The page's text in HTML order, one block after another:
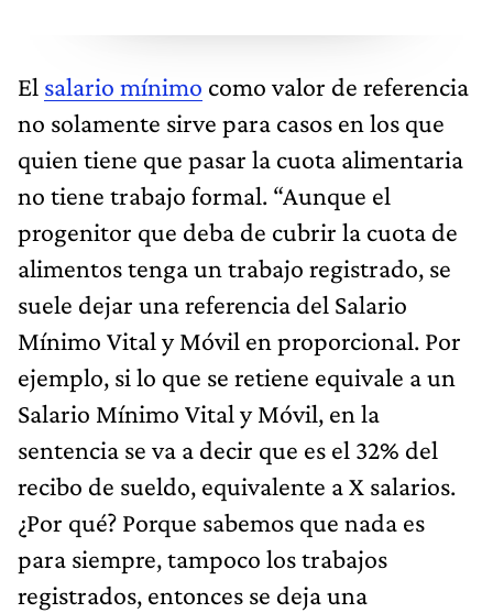
El salario mínimo como valor de referencia
no solamente sirve para casos en los que
quien tiene que pasar la cuota alimentaria
no tiene trabajo formal. “Aunque el
progenitor que deba de cubrir la cuota de
alimentos tenga un trabajo registrado, se
suele dejar una referencia del Salario
Mínimo Vital y Móvil en proporcional. Por
ejemplo, si lo que se retiene equivale a un
Salario Mínimo Vital y Móvil, en la
sentencia se va a decir que es el 32% del
recibo de sueldo, equivalente a X salarios.
¿Por qué? Porque sabemos que nada es
para siempre, tampoco los trabajos
registrados, entonces se deja una